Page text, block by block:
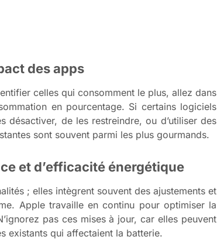
des apps
celles qui consomment le plus, allez dans
en pourcentage. Si certains logiciels
désactiver, de les restreindre, ou d’utiliser des
sont souvent parmi les plus gourmands.
et d’efficacité énergétique
; elles intègrent souvent des ajustements et
Apple travaille en continu pour optimiser la
pas ces mises à jour, car elles peuvent
existants qui affectaient la batterie.